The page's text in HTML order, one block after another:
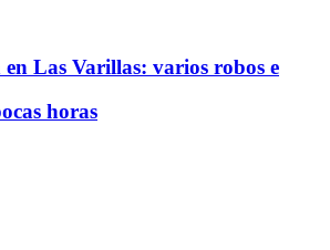
Las Varillas: varios robos e
horas